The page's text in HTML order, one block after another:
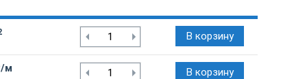
В корзину
м В корзину